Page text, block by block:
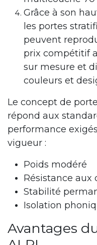
Grâce à son
les portes
peuvent
prix compétitif
sur mesure et
couleurs et
Le concept de
répond aux
performance
vigueur :
Poids modéré
Résistance aux
Stabilité
Isolation
Avantages